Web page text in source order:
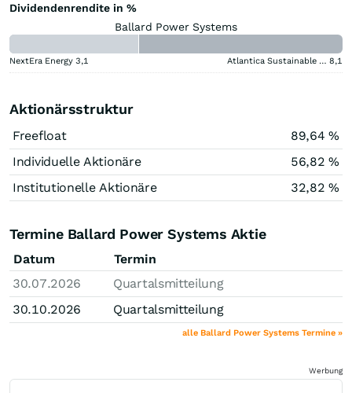
Dividendenrendite in %
Ballard Power Systems
NextEra Energy 3,1 Atlantica Sustainable Infrastructure 8,1
Aktionärsstruktur
Freefloat
89,64 %
Individuelle Aktionäre
56,82 %
Institutionelle Aktionäre
32,82 %
Termine Ballard Power Systems Aktie
Datum
Termin
30.07.2026
Quartalsmitteilung
30.10.2026
Quartalsmitteilung
alle Ballard Power Systems Termine »
Werbung